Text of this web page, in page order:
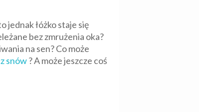
jednak łóżko staje się
bez zmrużenia oka?
na sen? Co może
snów? A może jeszcze coś